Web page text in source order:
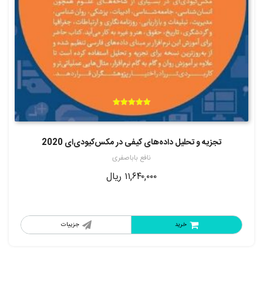
تجزیه و تحلیل داده‌های کیفی در مکس‌کیودی‌ای 2020
نافع باباصفری
5.00
از 5
۱۱,۶۴۰,۰۰۰ ریال
جزییات خرید